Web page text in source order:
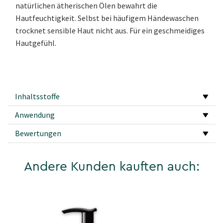
natürlichen ätherischen Ölen bewahrt die
Hautfeuchtigkeit. Selbst bei häufigem Händewaschen
trocknet sensible Haut nicht aus. Für ein geschmeidiges
Hautgefühl.
Inhaltsstoffe
Anwendung
Bewertungen
Andere Kunden kauften auch: